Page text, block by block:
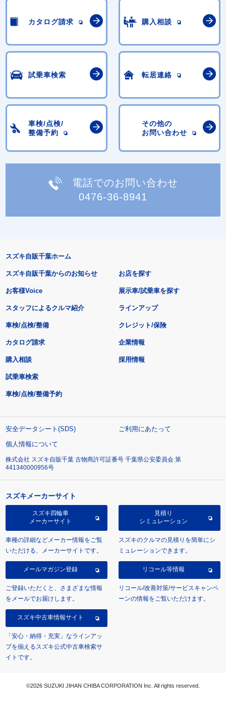
カタログ請求 購入相談
試乗車検索 転居連絡
車検/点検/
整備予約
その他の
お問い合わせ
電話でのお問い合わせ
0476-36-8941
スズキ自販千葉ホーム
スズキ自販千葉からのお知らせ
お客様Voice
スタッフによるクルマ紹介
お店を探す
展示車/試乗車を探す
ラインアップ
車検/点検/整備 クレジット/保険
カタログ請求
購入相談
試乗車検索
車検/点検/整備予約
企業情報
採用情報
安全データシート(SDS)
ご利用にあたって
個人情報について
株式会社 スズキ自販千葉 古物商許可証番号 千葉県公安委員会 第
441340000956号
スズキメーカーサイト
スズキ四輪車
メーカーサイト
車種の詳細などメーカー情報をご覧
いただける、メーカーサイトです。
見積り
シミュレーション
スズキのクルマの見積りを簡単にシ
ミュレーションできます。
メールマガジン登録
ご登録いただくと、さまざまな情報
をメールでお届けします。
リコール等情報
リコール/改善対策/サービスキャンペ
ーンの情報をご覧いただけます。
スズキ中古車情報サイト
「安心・納得・充実」なラインアッ
プを揃えるスズキ公式中古車検索サ
イトです。
©2026 SUZUKI JIHAN CHIBA CORPORATION Inc. All rights reserved.